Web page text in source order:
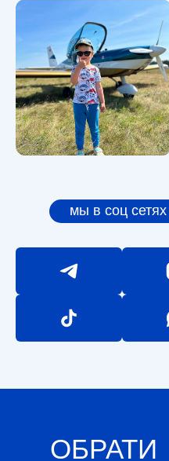
мы в соц сетях
ОБРАТИ